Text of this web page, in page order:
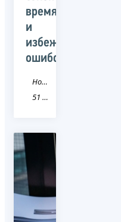
время
и
избежать
ошибок
Новость
51 Мурманская область